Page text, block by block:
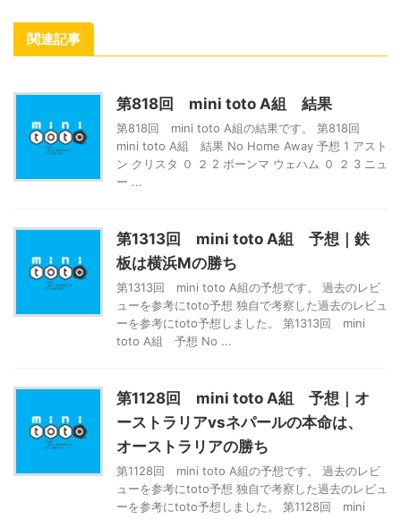
関連記事
第818回 mini toto A組 結果
第818回 mini toto A組の結果です。 第818回
mini toto A組 結果 No Home Away 予想 1 アスト
ン クリスタ ０ ２ 2 ボーンマ ウェハム ０ ２ 3 ニュ
ー ...
第1313回 mini toto A組 予想｜鉄
板は横浜Mの勝ち
第1313回 mini toto A組の予想です。 過去のレビ
ューを参考にtoto予想 独自で考察した過去のレビュ
ーを参考にtoto予想しました。 第1313回 mini
toto A組 予想 No ...
第1128回 mini toto A組 予想｜オ
ーストラリアvsネパールの本命は、
オーストラリアの勝ち
第1128回 mini toto A組の予想です。 過去のレビ
ューを参考にtoto予想 独自で考察した過去のレビュ
ーを参考にtoto予想しました。 第1128回 mini